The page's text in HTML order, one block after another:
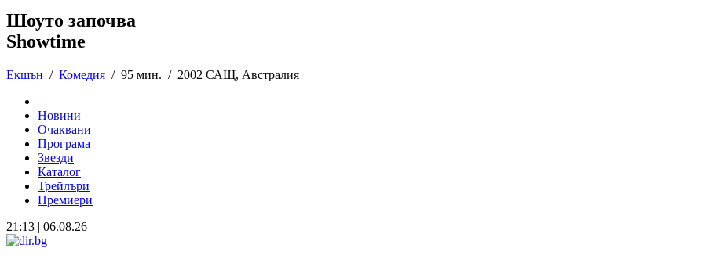
Шоуто започва
Showtime
Екшън / Комедия / 95 мин. / 2002 САЩ, Австралия
Новини
Очаквани
Програма
Звезди
Каталог
Трейлъри
Премиери
21:13 | 06.08.26